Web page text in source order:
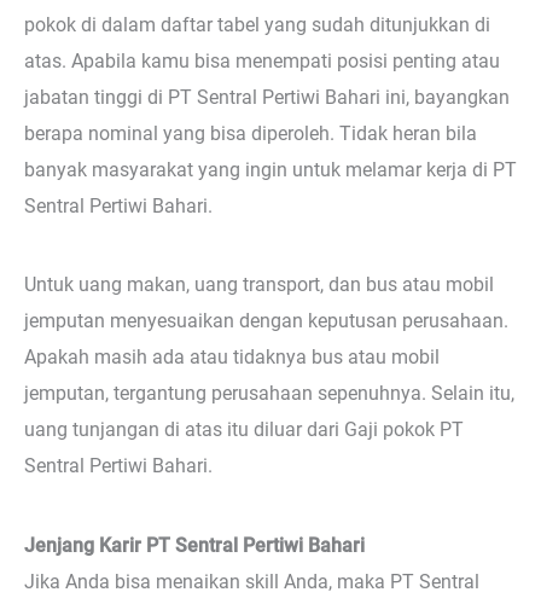
pokok di dalam daftar tabel yang sudah ditunjukkan di
atas. Apabila kamu bisa menempati posisi penting atau
jabatan tinggi di PT Sentral Pertiwi Bahari ini, bayangkan
berapa nominal yang bisa diperoleh. Tidak heran bila
banyak masyarakat yang ingin untuk melamar kerja di PT
Sentral Pertiwi Bahari.
Untuk uang makan, uang transport, dan bus atau mobil
jemputan menyesuaikan dengan keputusan perusahaan.
Apakah masih ada atau tidaknya bus atau mobil
jemputan, tergantung perusahaan sepenuhnya. Selain itu,
uang tunjangan di atas itu diluar dari Gaji pokok PT
Sentral Pertiwi Bahari.
Jenjang Karir PT Sentral Pertiwi Bahari
Jika Anda bisa menaikan skill Anda, maka PT Sentral